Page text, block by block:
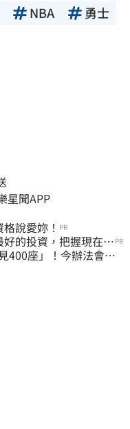
NBA
勇士
載娛樂星聞APP
說愛妳！ PR
的投資，把握現在不 PR
400座」！今辦法會安